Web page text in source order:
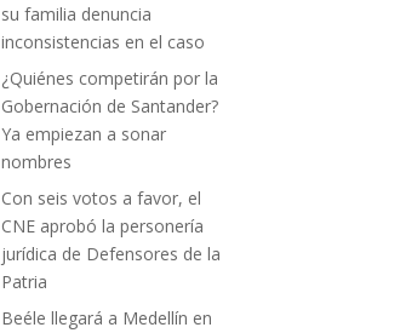
su familia denuncia
inconsistencias en el caso
¿Quiénes competirán por la
Gobernación de Santander?
Ya empiezan a sonar
nombres
Con seis votos a favor, el
CNE aprobó la personería
jurídica de Defensores de la
Patria
Beéle llegará a Medellín en